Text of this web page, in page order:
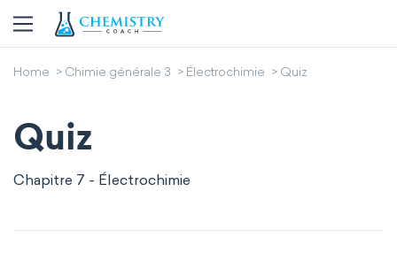
Home Chimie générale 3 Électrochimie Quiz
Quiz
Chapitre 7 - Électrochimie